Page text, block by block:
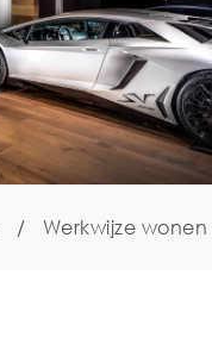
/ Werkwijze wonen